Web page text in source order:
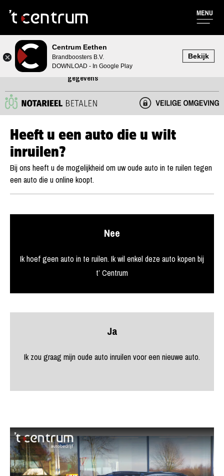
Centrum Eethen
Brandboosters B.V.
DOWNLOAD - In Google Play
Bekijk
1
Inruilen
Persoons­
gegevens
Overzicht
Heeft u een auto die u wilt
inruilen?
Bij ons heeft u de mogelijkheid om uw oude auto in te ruilen tegen
een auto die u online koopt.
Nee
Ik hoef geen auto in te ruilen. Ik wil enkel deze auto kopen bij
t’ Centrum
Ja
Ik zou graag mijn oude auto inruilen voor een nieuwe auto.